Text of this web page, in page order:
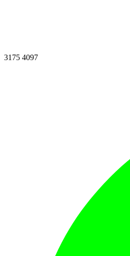
3175 4097